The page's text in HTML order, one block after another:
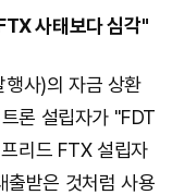
사태보다 심각"
사)의 자금 상환
론 설립자가 "FDT
리드 FTX 설립자
출받은 것처럼 사용